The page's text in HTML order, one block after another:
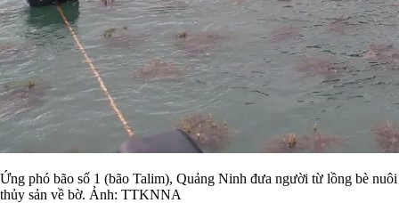
Ứng phó bão số 1 (bão Talim), Quảng Ninh đưa người từ lồng bè nuôi
thủy sản về bờ. Ảnh: TTKNNA